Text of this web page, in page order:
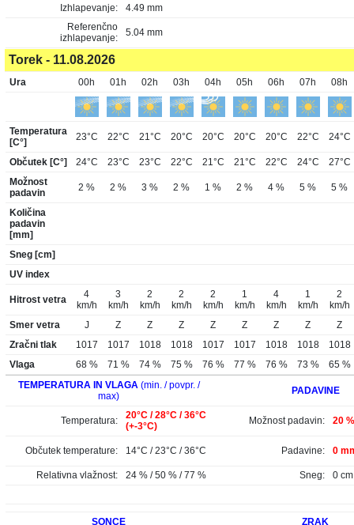
Izhlapevanje:
4.49 mm
Referenčno
izhlapevanje:
5.04 mm
Torek - 11.08.2026
Ura 00h 01h 02h 03h 04h 05h 06h 07h 08h
Temperatura
[C°]
23°C 22°C 21°C 20°C 20°C 20°C 20°C 22°C 24°C
Občutek [C°] 24°C 23°C 23°C 22°C 21°C 21°C 22°C 24°C
27°C
Možnost
padavin
2 % 2 % 3 % 2 % 1 % 2 % 4 % 5 % 5 %
Količina
padavin
[mm]
Sneg [cm]
UV index
Hitrost vetra
4
km/h
3
km/h
2
km/h
2
km/h
2
km/h
1
km/h
4
km/h
1
km/h
2
km/h
Smer vetra
J Z Z Z Z Z Z Z
Z
Zračni tlak
1017 1017 1018 1018 1017 1017 1018 1018
1018
Vlaga
68 % 71 % 74 % 75 % 76 % 77 % 76 % 73 %
65 %
TEMPERATURA IN VLAGA (min. / povpr. /
max)
PADAVINE
Temperatura:
20°C / 28°C / 36°C
(+-3°C)
Možnost padavin: 20 %
Občutek temperature: 14°C / 23°C / 36°C Padavine: 0
Relativna vlažnost: 24 % / 50 % / 77 % Sneg: 0 cm
SONCE ZRAK